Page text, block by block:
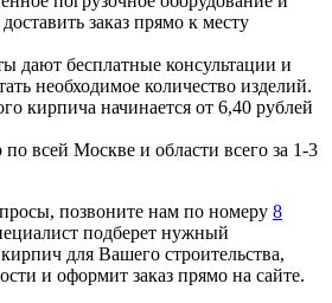
заказ прямо к месту
дают бесплатные консультации и
необходимое количество изделий.
кирпича начинается от 6,40 рублей
по всей Москве и области всего за 1-3
позвоните нам по номеру 8
подберет нужный
для Вашего строительства,
и оформит заказ прямо на сайте.